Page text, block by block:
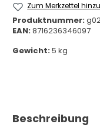
Zum Merkzettel
Produktnummer:
EAN:8716236346097
Gewicht:5 kg
Beschreibung